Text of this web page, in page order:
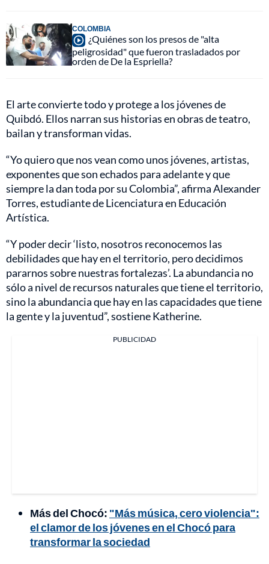
COLOMBIA
¿Quiénes son los presos de "alta
peligrosidad" que fueron trasladados por
orden de De la Espriella?
El arte convierte todo y protege a los jóvenes de
Quibdó. Ellos narran sus historias en obras de teatro,
bailan y transforman vidas.
“Yo quiero que nos vean como unos jóvenes, artistas,
exponentes que son echados para adelante y que
siempre la dan toda por su Colombia”, afirma Alexander
Torres, estudiante de Licenciatura en Educación
Artística.
“Y poder decir ‘listo, nosotros reconocemos las
debilidades que hay en el territorio, pero decidimos
pararnos sobre nuestras fortalezas’. La abundancia no
sólo a nivel de recursos naturales que tiene el territorio,
sino la abundancia que hay en las capacidades que tiene
la gente y la juventud”, sostiene Katherine.
PUBLICIDAD
Más del Chocó: "Más música, cero violencia":
el clamor de los jóvenes en el Chocó para
transformar la sociedad